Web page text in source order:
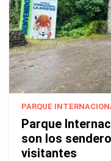
PARQUE
Parque
son los
visitantes